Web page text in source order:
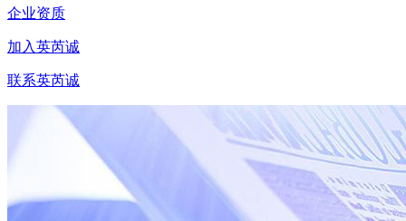
企业资质
加入英芮诚
联系英芮诚